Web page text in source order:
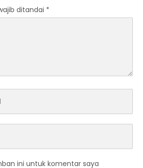
ditandai *
ini untuk komentar saya